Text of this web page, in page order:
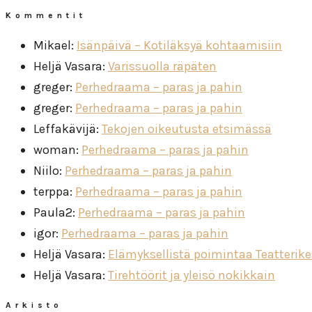
Kommentit
Mikael: Isänpäivä – Kotiläksyä kohtaamisiin
Heljä Vasara: Varissuolla räpäten
greger: Perhedraama – paras ja pahin
greger: Perhedraama – paras ja pahin
Leffakävijä: Tekojen oikeutusta etsimässä
woman: Perhedraama – paras ja pahin
Niilo: Perhedraama – paras ja pahin
terppa: Perhedraama – paras ja pahin
Paula2: Perhedraama – paras ja pahin
igor: Perhedraama – paras ja pahin
Heljä Vasara: Elämyksellistä poimintaa
Heljä Vasara: Tirehtöörit ja yleisö nokikkain
Arkisto